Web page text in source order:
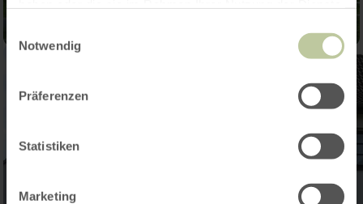
Notwendig
Präferenzen
Statistiken
Marketing